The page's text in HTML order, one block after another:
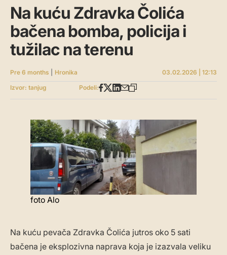
Na kuću Zdravka Čolića
bačena bomba, policija i
tužilac na terenu
Pre 6 months Hronika
03.02.2026 | 12:13
Izvor: tanjug
Podeli:
foto Alo
Na kuću pevača Zdravka Čolića jutros oko 5 sati
bačena je eksplozivna naprava koja je izazvala veliku